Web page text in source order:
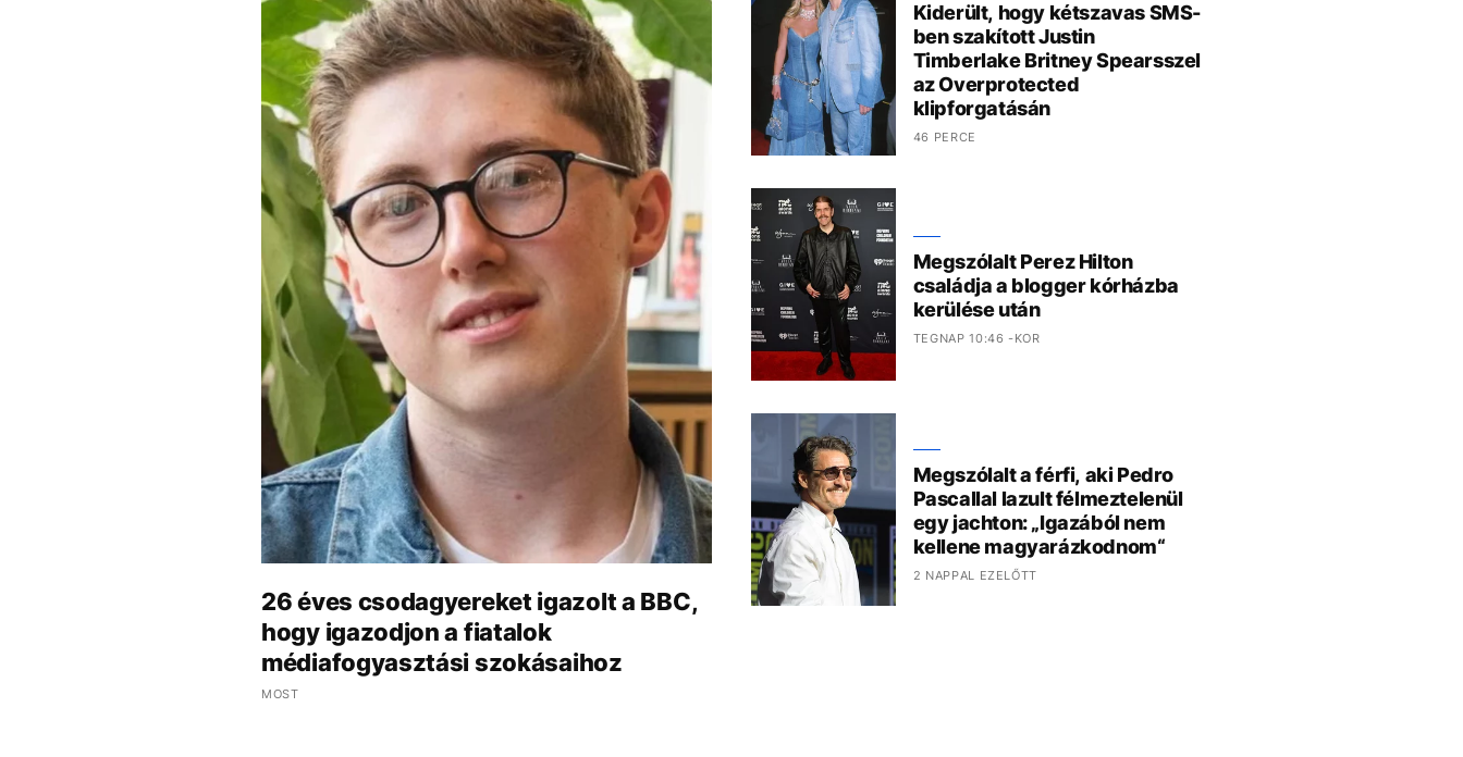
26 éves csodagyereket igazolt a BBC,
hogy igazodjon a fiatalok
médiafogyasztási szokásaihoz
MOST
Kiderült, hogy kétszavas SMS-
ben szakított Justin
Timberlake Britney Spearsszel
az Overprotected
klipforgatásán
46 PERCE
Megszólalt Perez Hilton
családja a blogger kórházba
kerülése után
TEGNAP 10:46 -KOR
Megszólalt a férfi, aki Pedro
Pascallal lazult félmeztelenül
egy jachton: „Igazából nem
kellene magyarázkodnom“
2 NAPPAL EZELŐTT